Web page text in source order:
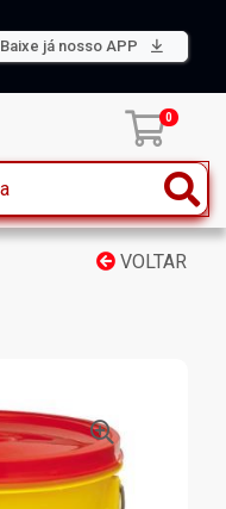
Baixe já nosso APP
0
VOLTAR